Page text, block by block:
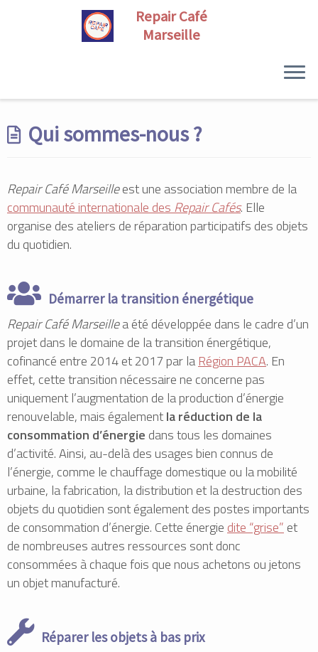
to
contentQui sommes-nous ?
Repair Café Marseilleest une association membre de la
communauté internationale des Repair Cafés. Elle
organise des ateliers de réparation participatifs des objets
du quotidien.
Démarrer la transition énergétique
Repair Café Marseillea été développée dans le cadre d’un
projet dans le domaine de la transition énergétique,
cofinancé entre 2014 et 2017 par la Région PACA. En
effet, cette transition nécessaire ne concerne pas
uniquement l’augmentation de la production d’énergie
renouvelable, mais égalementla réduction de la
consommation d’énergie dans tous les domaines
d’activité. Ainsi, au-delà des usages bien connus de
l’énergie, comme le chauffage domestique ou la mobilité
urbaine, la fabrication, la distribution et la destruction des
objets du quotidien sont également des postes importants
de consommation d’énergie. Cette énergie dite “grise” et
de nombreuses autres ressources sont donc
consommées à chaque fois que nous achetons ou jetons
un objet manufacturé.
Réparer les objets à bas prix